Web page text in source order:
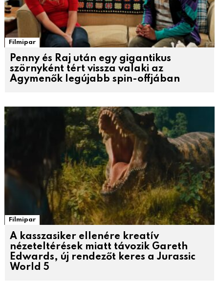
Filmipar
Penny és Raj után egy gigantikus
szörnyként tért vissza valaki az
Agymenők legújabb spin-offjában
Filmipar
A kasszasiker ellenére kreatív
nézeteltérések miatt távozik Gareth
Edwards, új rendezőt keres a Jurassic
World 5